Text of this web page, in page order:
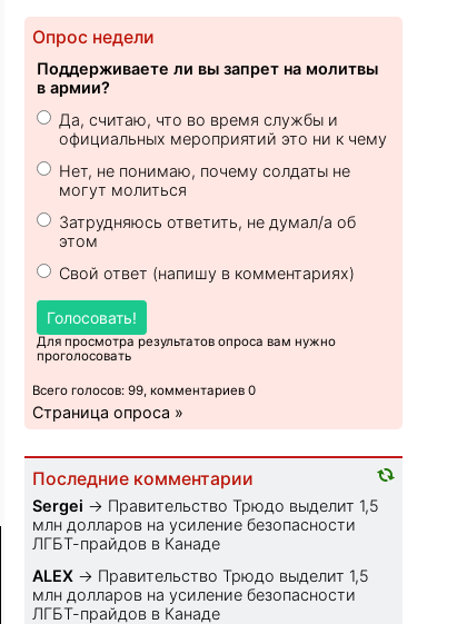
Опрос недели
Поддерживаете ли вы запрет на молитвы
в армии?
Да, считаю, что во время службы и
официальных мероприятий это ни к чему
Нет, не понимаю, почему солдаты не
могут молиться
Затрудняюсь ответить, не думал/а об
этом
Свой ответ (напишу в комментариях)
Голосовать!
Для просмотра результатов опроса вам нужно
проголосовать
Всего голосов: 99, комментариев 0
Страница опроса »
Последние комментарии
Sеrgei → Правительство Трюдо выделит 1,5
млн долларов на усиление безопасности
ЛГБТ-прайдов в Канаде
ALEX → Правительство Трюдо выделит 1,5
млн долларов на усиление безопасности
ЛГБТ-прайдов в Канаде